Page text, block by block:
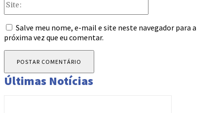
Salve meu nome, e-mail e site neste navegador para a
próxima vez que eu comentar.
Últimas Notícias